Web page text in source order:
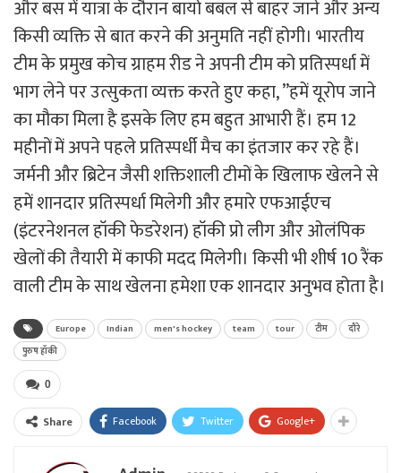
और बस में यात्रा के दौरान बायो बबल से बाहर जाने और अन्य
किसी व्यक्ति से बात करने की अनुमति नहीं होगी। भारतीय
टीम के प्रमुख कोच ग्राहम रीड ने अपनी टीम को प्रतिस्पर्धा में
भाग लेने पर उत्सुकता व्यक्त करते हुए कहा, ”हमें यूरोप जाने
का मौका मिला है इसके लिए हम बहुत आभारी हैं। हम 12
महीनों में अपने पहले प्रतिस्पर्धी मैच का इंतजार कर रहे हैं।
जर्मनी और ब्रिटेन जैसी शक्तिशाली टीमों के खिलाफ खेलने से
हमें शानदार प्रतिस्पर्धा मिलेगी और हमारे एफआईएच
(इंटरनेशनल हॉकी फेडरेशन) हॉकी प्रो लीग और ओलंपिक
खेलों की तैयारी में काफी मदद मिलेगी। किसी भी शीर्ष 10 रैंक
वाली टीम के साथ खेलना हमेशा एक शानदार अनुभव होता है।
Europe Indian men's hockey team tour टीम
दौरे
पुरुष हॉकी
0
Share Facebook Twitter Google+